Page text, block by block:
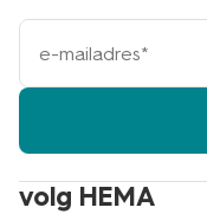
volg HEMA
e-
mailadres